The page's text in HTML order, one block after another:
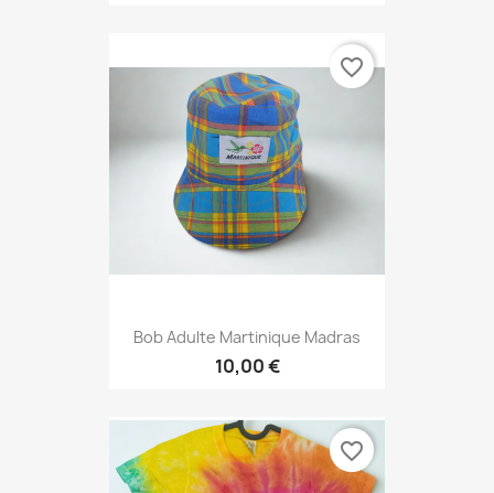
Bob Adulte Martinique Madras
10,00 €
favorite_border
favorite_border